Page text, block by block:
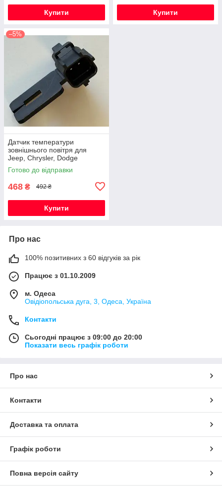
Купити Купити
–5%
Датчик температури
зовнішнього повітря для
Jeep, Chrysler, Dodge
(05149265AB / 5149025AA /
56042395)
Готово до відправки
468 ₴ 492 ₴
Купити
Про нас
100% позитивних з 60 відгуків за рік
Працює з 01.10.2009
м. Одеса
Овідіопольська дуга, 3, Одеса, Україна
Контакти
Сьогодні працює з 09:00 до 20:00
Показати весь графік роботи
Про нас
Контакти
Доставка та оплата
Графік роботи
Повна версія сайту